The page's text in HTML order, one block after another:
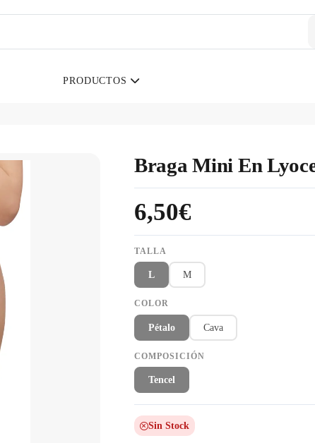
PRODUCTOS
Braga Mini En
6,50€
TALLA
L M
COLOR
Pétalo Cava
COMPOSICIÓN
Tencel
Sin Stock